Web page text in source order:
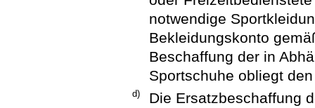
notwendige
Bekleidungskonto
Beschaffung der in
Sportschuhe obliegt
d)
Die Ersatzbeschaffung